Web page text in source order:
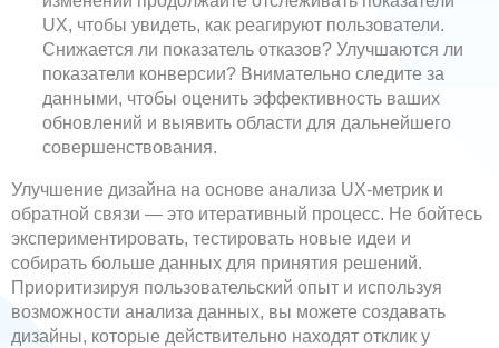
UX, чтобы увидеть, как реагируют пользователи.
Снижается ли показатель отказов? Улучшаются ли
показатели конверсии? Внимательно следите за
данными, чтобы оценить эффективность ваших
обновлений и выявить области для дальнейшего
совершенствования.
Улучшение дизайна на основе анализа UX-метрик и
обратной связи — это итеративный процесс. Не бойтесь
экспериментировать, тестировать новые идеи и
собирать больше данных для принятия решений.
Приоритизируя пользовательский опыт и используя
возможности анализа данных, вы можете создавать
дизайны, которые действительно находят отклик у